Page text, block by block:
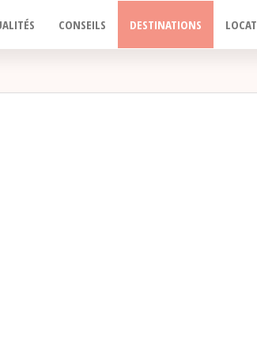
CONSEILS DESTINATIONS